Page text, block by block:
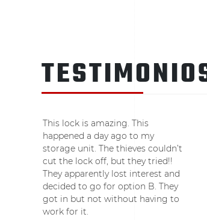
This lock is amazing. This
happened a day ago to my
storage unit. The thieves couldn’t
cut the lock off, but they tried!!
They apparently lost interest and
decided to go for option B. They
got in but not without having to
work for it.